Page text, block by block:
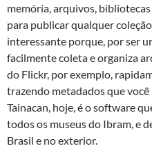
memória, arquivos,
para publicar qualquer
interessante porque, por ser
facilmente coleta e organiza
do Flickr, por exemplo,
trazendo metadados que
Tainacan, hoje, é o software
todos os museus do Ibram, e
Brasil e no exterior.